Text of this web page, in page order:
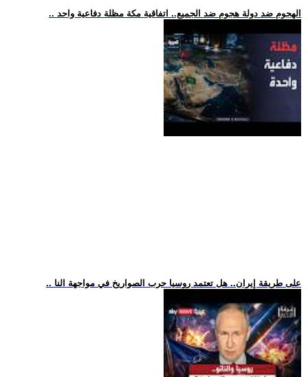
.. الهجوم ضد دولة هجوم ضد الجميع.. اتفاقية مكة مظلة دفاعية واحد
.. على طريقة إيران.. هل تعتمد روسيا حرب الصواريخ في مواجهة النا